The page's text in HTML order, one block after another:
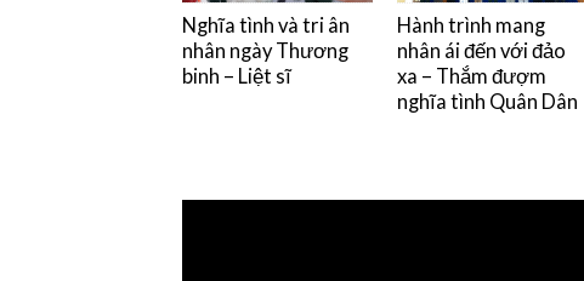
Nghĩa tình và tri ân
nhân ngày Thương
binh – Liệt sĩ
Hành trình mang
nhân ái đến với đảo
xa – Thắm đượm
nghĩa tình Quân Dân